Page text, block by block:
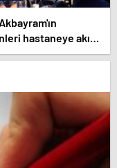
hastaneye akın
– Magazin